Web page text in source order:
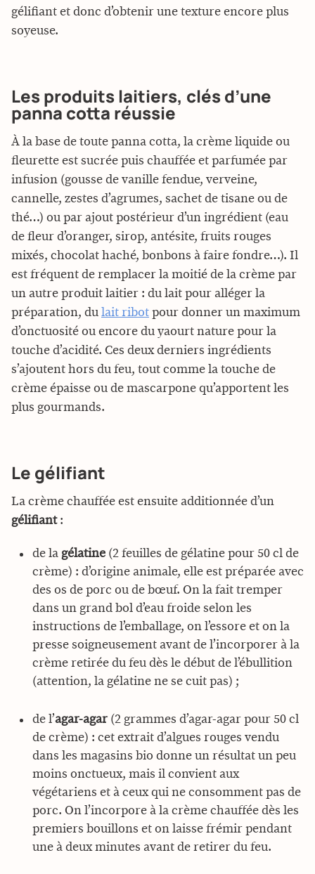
gélifiant et donc d’obtenir une texture encore plus
soyeuse.
Les produits laitiers, clés d’une
panna cotta réussie
À la base de toute panna cotta, la crème liquide ou
fleurette est sucrée puis chauffée et parfumée par
infusion (gousse de vanille fendue, verveine,
cannelle, zestes d’agrumes, sachet de tisane ou de
thé…) ou par ajout postérieur d’un ingrédient (eau
de fleur d’oranger, sirop, antésite, fruits rouges
mixés, chocolat haché, bonbons à faire fondre…). Il
est fréquent de remplacer la moitié de la crème par
un autre produit laitier : du lait pour alléger la
préparation, du lait ribot pour donner un maximum
d’onctuosité ou encore du yaourt nature pour la
touche d’acidité. Ces deux derniers ingrédients
s’ajoutent hors du feu, tout comme la touche de
crème épaisse ou de mascarpone qu’apportent les
plus gourmands.
Le gélifiant
La crème chauffée est ensuite additionnée d’un
gélifiant:
de la gélatine (2 feuilles de gélatine pour 50 cl de
crème) : d’origine animale, elle est préparée avec
des os de porc ou de bœuf. On la fait tremper
dans un grand bol d’eau froide selon les
instructions de l’emballage, on l’essore et on la
presse soigneusement avant de l’incorporer à la
crème retirée du feu dès le début de l’ébullition
(attention, la gélatine ne se cuit pas) ;
de l’agar-agar (2 grammes d’agar-agar pour 50 cl
de crème) : cet extrait d’algues rouges vendu
dans les magasins bio donne un résultat un peu
moins onctueux, mais il convient aux
végétariens et à ceux qui ne consomment pas de
porc. On l’incorpore à la crème chauffée dès les
premiers bouillons et on laisse frémir pendant
une à deux minutes avant de retirer du feu.